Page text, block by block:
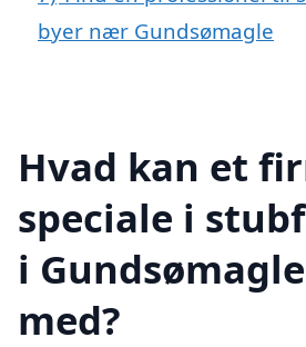
byer nær Gundsømagle
Hvad kan et
speciale i
i
med?